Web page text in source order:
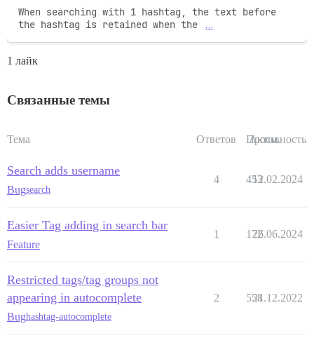
When searching with 1 hashtag, the text before
the hashtag is retained when the
…
1 лайк
Связанные темы
Тема Ответов Просм.
Активность
Search adds username
Bugsearch
4 453
12.02.2024
Easier Tag adding in search bar
Feature
1 172
26.06.2024
Restricted tags/tag groups not
appearing in autocomplete
Bughashtag-autocomplete
2 558
21.12.2022